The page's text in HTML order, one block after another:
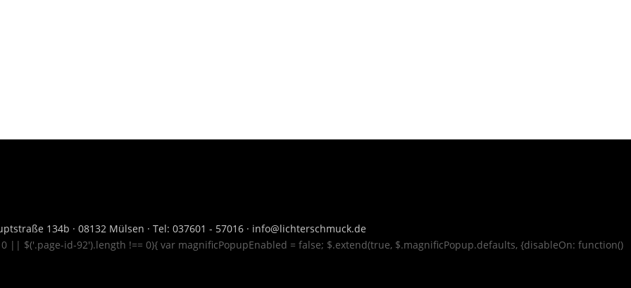
134b · 08132 Mülsen · Tel: 037601 - 57016 · info@lichterschmuck.de
|| $('.page-id-92').length !== 0){ var magnificPopupEnabled = false; $.extend(true, $.magnificPopup.defaults, {disableOn: function()